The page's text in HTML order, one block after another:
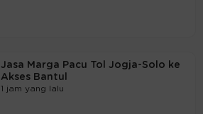
Jasa Marga Pacu Tol Jogja-Solo ke
Akses Bantul
1 jam yang lalu